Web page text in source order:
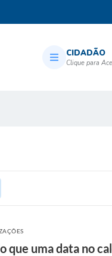
CIDADÃO
que uma data no